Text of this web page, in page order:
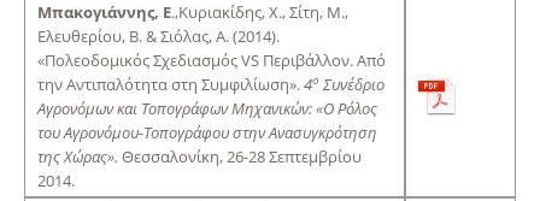
Μπακογιάννης, Ε.,Κυριακίδης, Χ., Σίτη, Μ.,
Ελευθερίου, Β. & Σιόλας, Α. (2014).
«Πολεοδομικός Σχεδιασμός VS Περιβάλλον. Από
την Αντιπαλότητα στη Συμφιλίωση».4ο Συνέδριο
Αγρονόμων και Τοπογράφων Μηχανικών: «Ο Ρόλος
του Αγρονόμου-Τοπογράφου στην Ανασυγκρότηση
της Χώρας». Θεσσαλονίκη, 26-28 Σεπτεμβρίου
2014.